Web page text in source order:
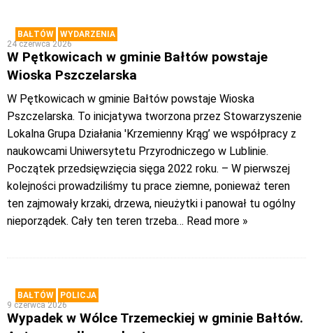
BAŁTÓW
WYDARZENIA
24 czerwca 2026
W Pętkowicach w gminie Bałtów powstaje
Wioska Pszczelarska
W Pętkowicach w gminie Bałtów powstaje Wioska
Pszczelarska. To inicjatywa tworzona przez Stowarzyszenie
Lokalna Grupa Działania 'Krzemienny Krąg’ we współpracy z
naukowcami Uniwersytetu Przyrodniczego w Lublinie.
Początek przedsięwzięcia sięga 2022 roku. – W pierwszej
kolejności prowadziliśmy tu prace ziemne, ponieważ teren
ten zajmowały krzaki, drzewa, nieużytki i panował tu ogólny
nieporządek. Cały ten teren trzeba… Read more »
BAŁTÓW
POLICJA
9 czerwca 2026
Wypadek w Wólce Trzemeckiej w gminie Bałtów.